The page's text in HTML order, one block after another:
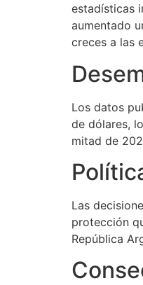
estadísticas
aumentado
creces a las
Los datos
de dólares,
mitad de
Las
protección
República